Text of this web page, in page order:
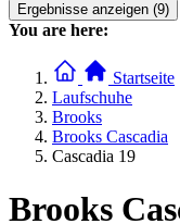
Ergebnisse anzeigen (9)
You are here:
Startseite
Laufschuhe
Brooks
Brooks Cascadia
Cascadia 19
Brooks